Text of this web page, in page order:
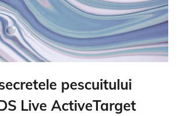
pescuitului
Live ActiveTarget